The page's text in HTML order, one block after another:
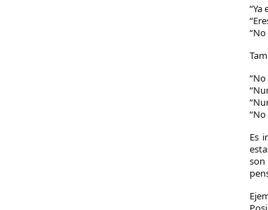
“Ya
Es